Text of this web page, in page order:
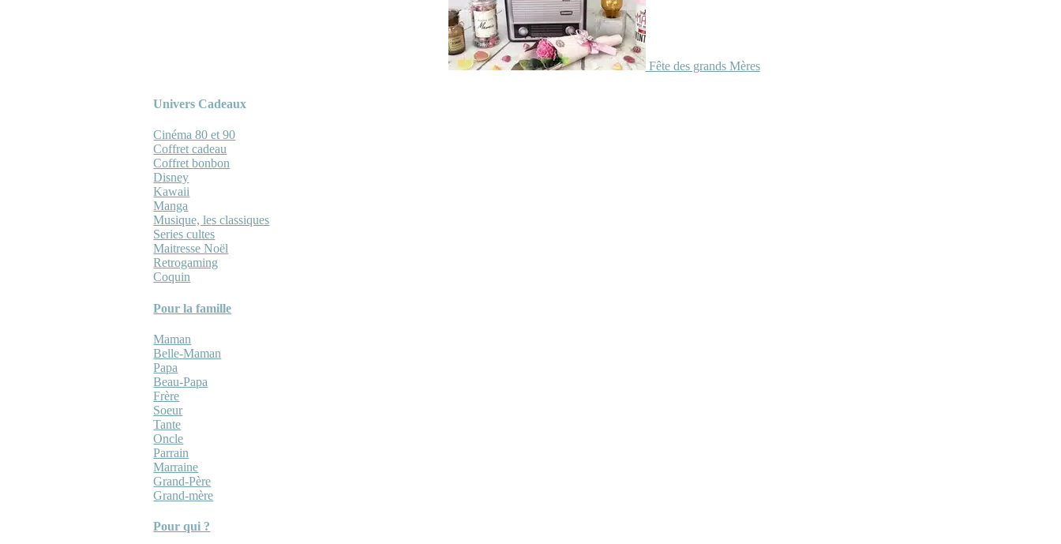
Fête des grands Mères
Univers Cadeaux
Cinéma 80 et 90
Coffret cadeau
Coffret bonbon
Disney
Kawaii
Manga
Musique, les classiques
Series cultes
Maitresse Noël
Retrogaming
Coquin
Pour la famille
Maman
Belle-Maman
Papa
Beau-Papa
Frère
Soeur
Tante
Oncle
Parrain
Marraine
Grand-Père
Grand-mère
Pour qui ?